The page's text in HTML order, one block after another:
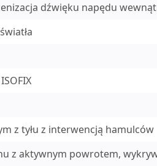
dźwięku napędu
z tyłu z interwencją hamulców
z aktywnym powrotem,